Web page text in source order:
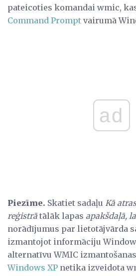
pateicoties komandai wmic,
Command Prompt vairumā
ad
Piezīme. Skatiet sadaļu Kā
reģistrā tālāk lapas apakšdaļā,
norādījumus par lietotājvārda
izmantojot informāciju
alternatīvu WMIC
Windows XP netika izveidota